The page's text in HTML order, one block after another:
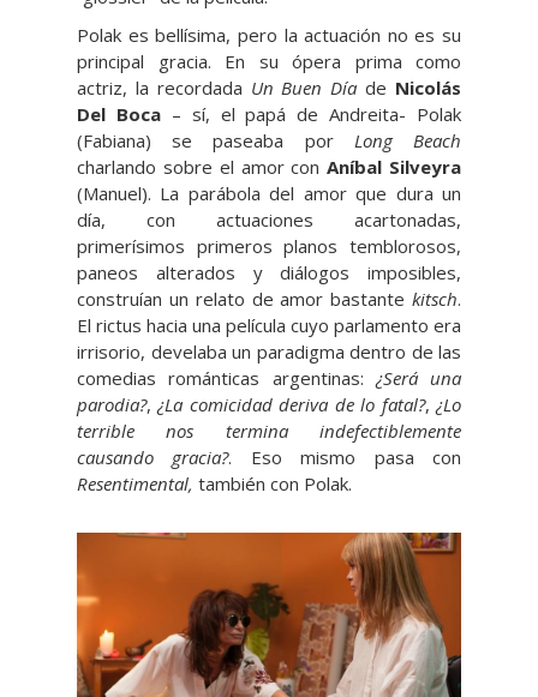
Polak es bellísima, pero la actuación no es su
principal gracia. En su ópera prima como
actriz, la recordada Un Buen Día de Nicolás
Del Boca– sí, el papá de Andreita- Polak
(Fabiana) se paseaba por Long Beach
charlando sobre el amor conAníbal Silveyra
(Manuel). La parábola del amor que dura un
día, con actuaciones acartonadas,
primerísimos primeros planos temblorosos,
paneos alterados y diálogos imposibles,
construían un relato de amor bastante kitsch.
El rictus hacia una película cuyo parlamento era
irrisorio, develaba un paradigma dentro de las
comedias románticas argentinas: ¿Será una
parodia?,¿La comicidad deriva de lo fatal?,¿Lo
terrible nos termina indefectiblemente
causando gracia?. Eso mismo pasa con
Resentimental, también con Polak.